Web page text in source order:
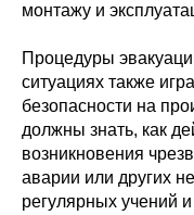
монтажу и
Процедуры
ситуациях также
безопасности на
должны знать, как
возникновения
аварии или других
регулярных учений